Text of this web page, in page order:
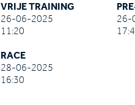
VRIJE TRAINING
26-06-2025
11:20
26-
RACE
28-06-2025
16:30